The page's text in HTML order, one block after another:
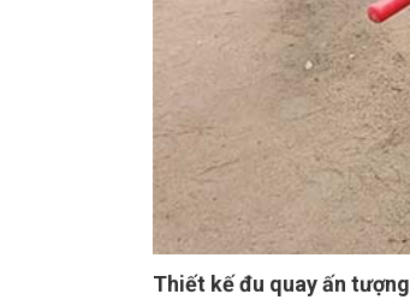
Thiết kế đu quay ấn tượng